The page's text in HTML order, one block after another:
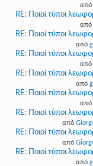
από
RE: Ποιοί τύποι
από
RE: Ποιοί τύποι
από
RE: Ποιοί τύποι
από
RE: Ποιοί τύποι
από
RE: Ποιοί τύποι
από
RE: Ποιοί τύποι
από
RE: Ποιοί τύποι
από
RE: Ποιοί τύποι
από